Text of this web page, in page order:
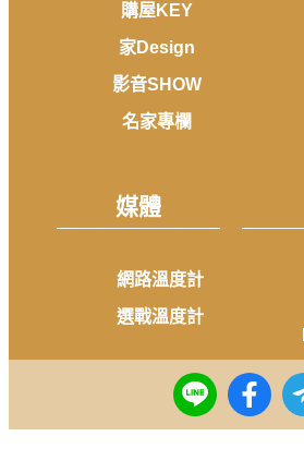
購屋KEY
家Design
影音SHOW
名家專欄
媒體
網路溫度計
選戰溫度計